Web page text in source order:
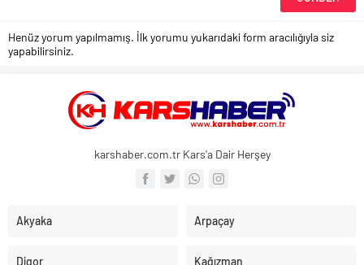
Henüz yorum yapılmamış. İlk yorumu yukarıdaki form aracılığıyla siz
yapabilirsiniz.
karshaber.com.tr Kars'a Dair Herşey
Akyaka Arpaçay
Digor Kağızman